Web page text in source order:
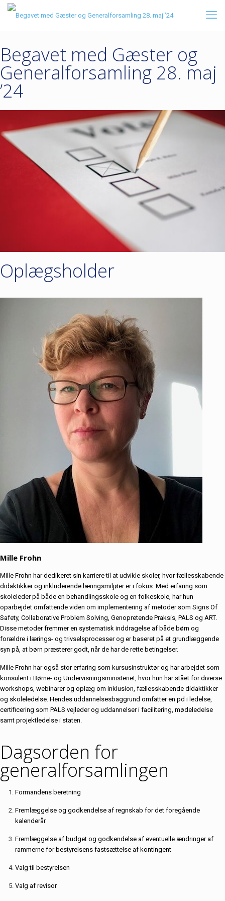
Begavet med Gæster og
Generalforsamling 28. maj
’24
Oplægsholder
Mille Frohn
Mille Frohn har dedikeret sin karriere til at udvikle skoler, hvor fællesskabende
didaktikker og inkluderende læringsmiljøer er i fokus. Med erfaring som
skoleleder på både en behandlingsskole og en folkeskole, har hun
oparbejdet omfattende viden om implementering af metoder som Signs Of
Safety, Collaborative Problem Solving, Genopretende Praksis, PALS og ART.
Disse metoder fremmer en systematisk inddragelse af både børn og
forældre i lærings- og trivselsprocesser og er baseret på et grundlæggende
syn på, at børn præsterer godt, når de har de rette betingelser.
Mille Frohn har også stor erfaring som kursusinstruktør og har arbejdet som
konsulent i Børne- og Undervisningsministeriet, hvor hun har stået for diverse
workshops, webinarer og oplæg om inklusion, fællesskabende didaktikker
og skoleledelse. Hendes uddannelsesbaggrund omfatter en pd i ledelse,
certificering som PALS vejleder og uddannelser i facilitering, mødeledelse
samt projektledelse i staten.
Dagsorden for
generalforsamlingen
Formandens beretning
Fremlæggelse og godkendelse af regnskab for det foregående
kalenderår
Fremlæggelse af budget og godkendelse af eventuelle ændringer af
rammerne for bestyrelsens fastsættelse af kontingent
Valg til bestyrelsen
Valg af revisor